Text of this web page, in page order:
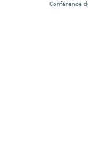
Conférence